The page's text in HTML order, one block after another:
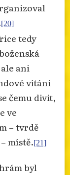
[20]
tedy
ani
vítáni
čemu divit,
ve
– tvrdě
místě.[21]
byl